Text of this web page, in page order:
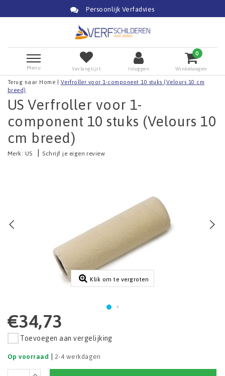
Persoonlijk Verfadvies
Menu Verlanglijst Inloggen
0
Winkelwagen
Terug naar Home
Verfroller voor 1-component 10 stuks (Velours 10 cm
breed)
US Verfroller voor 1-
component 10 stuks (Velours 10
cm breed)
Merk: US Schrijf je eigen review
Klik om te vergroten
€34,73
Toevoegen aan vergelijking
Op voorraad 2-4 werkdagen